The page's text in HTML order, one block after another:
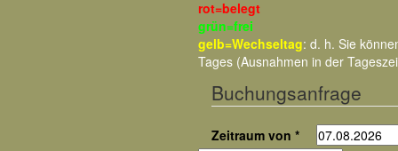
rot=belegt
grün=frei
gelb=Wechseltag: d. h. Sie
Tages (Ausnahmen in der
Buchungsanfrage
Zeitraum von *